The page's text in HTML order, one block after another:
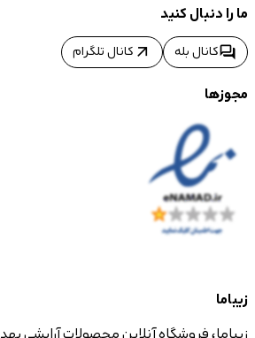
ما را دنبال کنید
forumکانال بله arrow_outward کانال تلگرام
مجوزها
زیباما